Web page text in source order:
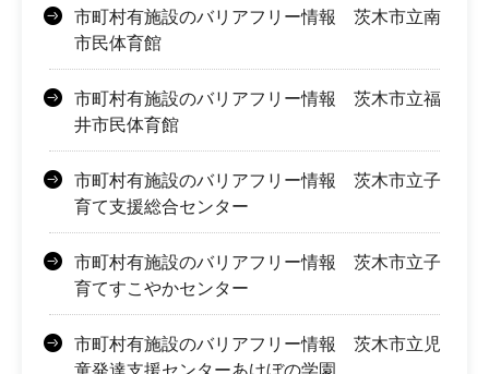
市町村有施設のバリアフリー情報 茨木市立南
市民体育館
市町村有施設のバリアフリー情報 茨木市立福
井市民体育館
市町村有施設のバリアフリー情報 茨木市立子
育て支援総合センター
市町村有施設のバリアフリー情報 茨木市立子
育てすこやかセンター
市町村有施設のバリアフリー情報 茨木市立児